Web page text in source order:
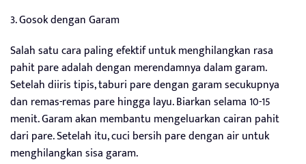
3. Gosok dengan Garam
Salah satu cara paling efektif untuk menghilangkan rasa
pahit pare adalah dengan merendamnya dalam garam.
Setelah diiris tipis, taburi pare dengan garam secukupnya
dan remas-remas pare hingga layu. Biarkan selama 10-15
menit. Garam akan membantu mengeluarkan cairan pahit
dari pare. Setelah itu, cuci bersih pare dengan air untuk
menghilangkan sisa garam.